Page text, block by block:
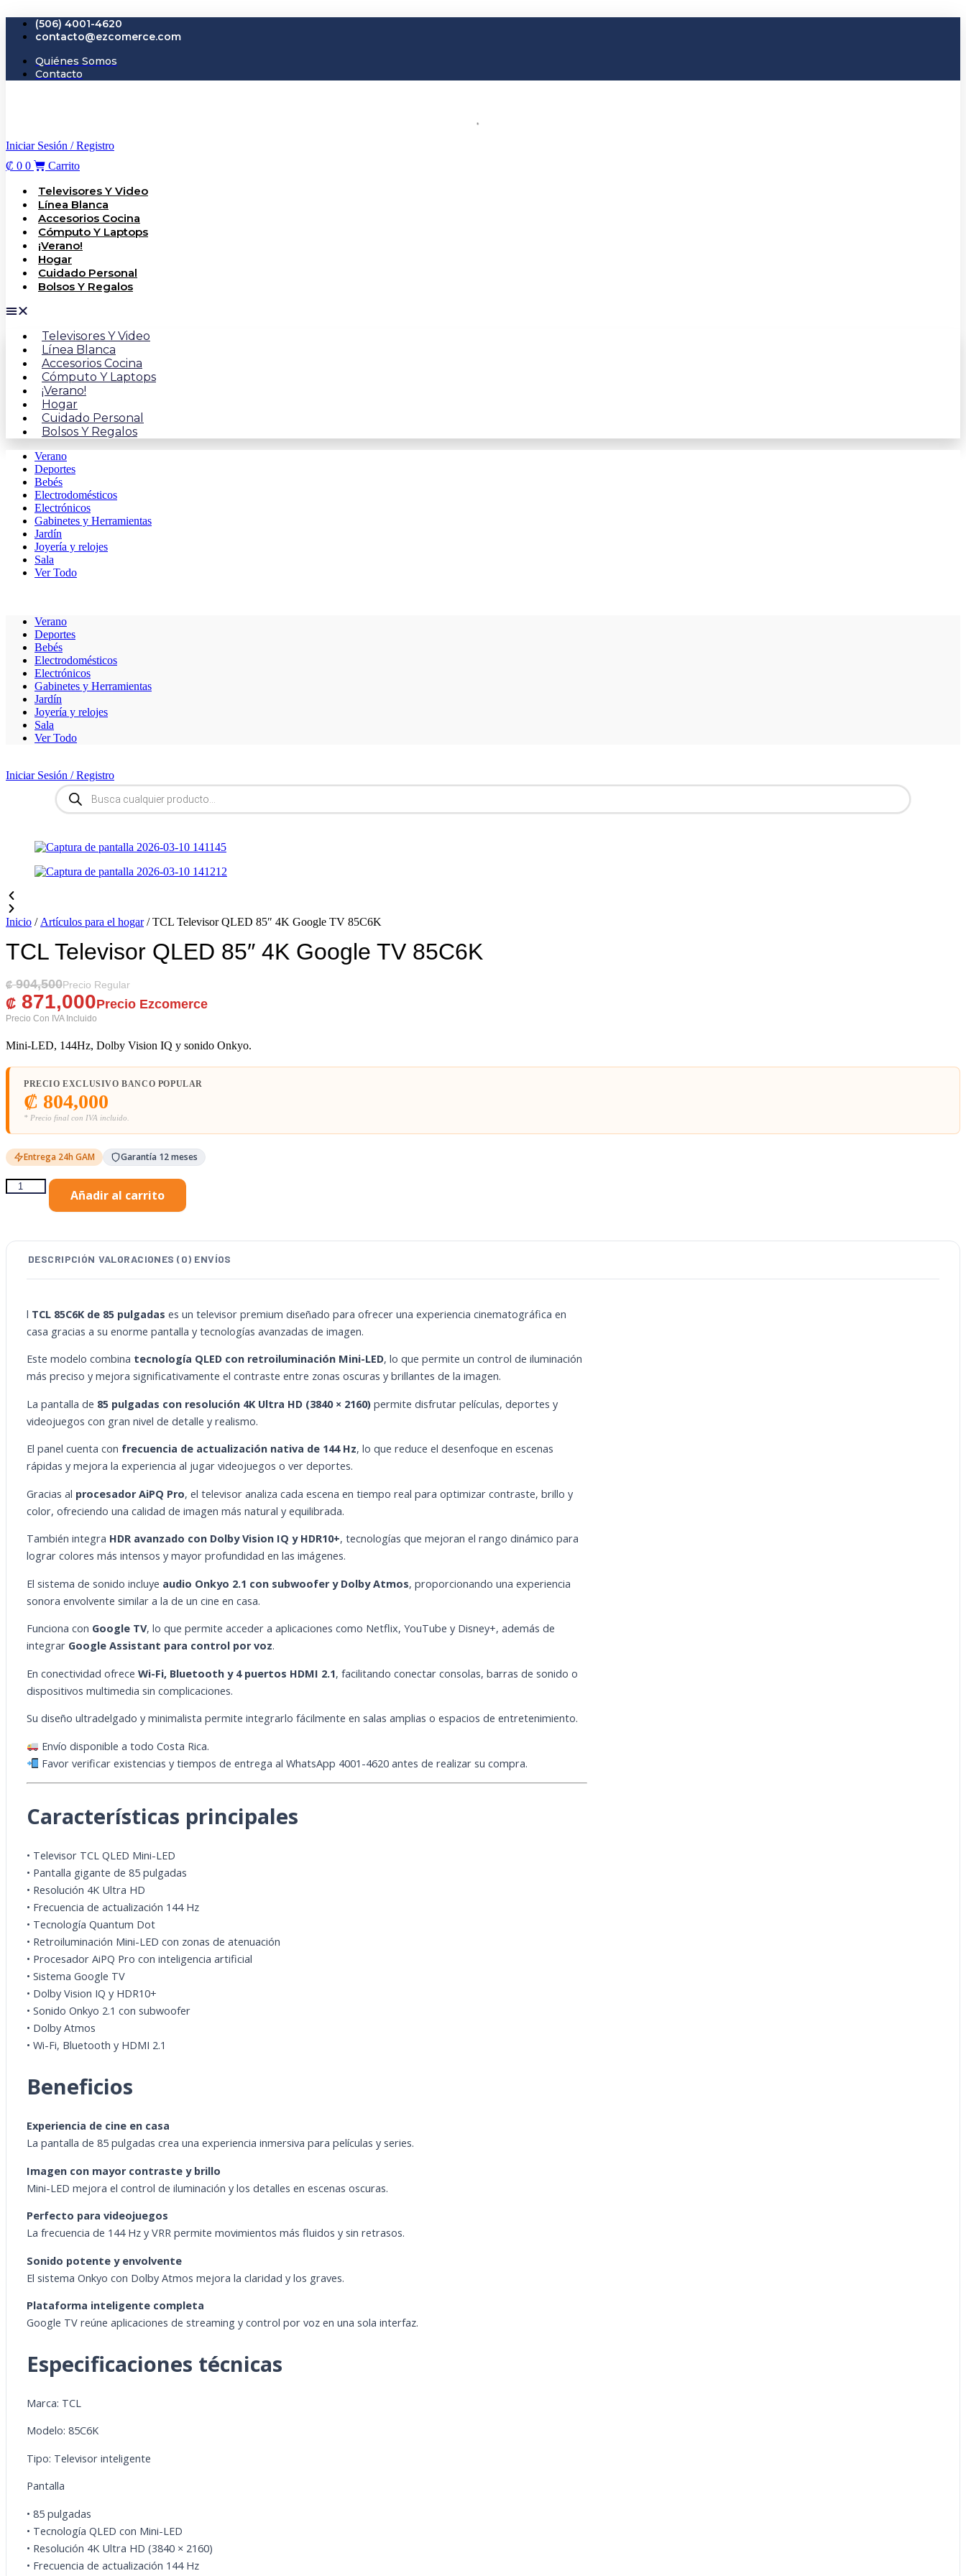
contenido
(506) 4001-4620
contacto@ezcomerce.com
Quiénes Somos
Contacto
Iniciar Sesión / Registro
₡ 0 0 Carrito
Televisores Y Video
Línea Blanca
Accesorios Cocina
Cómputo Y Laptops
¡Verano!
Hogar
Cuidado Personal
Bolsos Y Regalos
Televisores Y Video
Línea Blanca
Accesorios Cocina
Cómputo Y Laptops
¡Verano!
Hogar
Cuidado Personal
Bolsos Y Regalos
Verano
Deportes
Bebés
Electrodomésticos
Electrónicos
Gabinetes y Herramientas
Jardín
Joyería y relojes
Sala
Ver Todo
Verano
Deportes
Bebés
Electrodomésticos
Electrónicos
Gabinetes y Herramientas
Jardín
Joyería y relojes
Sala
Ver Todo
Iniciar Sesión / Registro
Búsqueda
de
productos
Inicio / Artículos para el hogar/ TCL Televisor QLED 85″ 4K Google TV 85C6K
TCL Televisor QLED 85″ 4K Google TV 85C6K
₡904,500
El Precio Original Era: ₡ 904,500.
₡ 871,000
El Precio Actual Es: ₡ 871,000.
Mini-LED, 144Hz, Dolby Vision IQ y sonido Onkyo.
PRECIO EXCLUSIVO BANCO POPULAR
₡ 804,000
* Precio final con IVA incluido.
Entrega 24h GAM Garantía 12 meses
TCL
Televisor
Google
Añadir al carrito
DESCRIPCIÓN VALORACIONES (0) ENVÍOS
l TCL 85C6K de 85 pulgadas es un televisor premium diseñado para ofrecer una experiencia cinematográfica en
casa gracias a su enorme pantalla y tecnologías avanzadas de imagen.
Este modelo combina tecnología QLED con retroiluminación Mini-LED, lo que permite un control de iluminación
más preciso y mejora significativamente el contraste entre zonas oscuras y brillantes de la imagen.
La pantalla de 85 pulgadas con resolución 4K Ultra HD (3840 × 2160) permite disfrutar películas, deportes y
videojuegos con gran nivel de detalle y realismo.
El panel cuenta con frecuencia de actualización nativa de 144 Hz, lo que reduce el desenfoque en escenas
rápidas y mejora la experiencia al jugar videojuegos o ver deportes.
Gracias al procesador AiPQ Pro, el televisor analiza cada escena en tiempo real para optimizar contraste, brillo y
color, ofreciendo una calidad de imagen más natural y equilibrada.
También integra HDR avanzado con Dolby Vision IQ y HDR10+, tecnologías que mejoran el rango dinámico para
lograr colores más intensos y mayor profundidad en las imágenes.
El sistema de sonido incluye audio Onkyo 2.1 con subwoofer y Dolby Atmos, proporcionando una experiencia
sonora envolvente similar a la de un cine en casa.
Funciona con Google TV, lo que permite acceder a aplicaciones como Netflix, YouTube y Disney+, además de
integrar Google Assistant para control por voz.
En conectividad ofrece Wi-Fi, Bluetooth y 4 puertos HDMI 2.1, facilitando conectar consolas, barras de sonido o
dispositivos multimedia sin complicaciones.
Su diseño ultradelgado y minimalista permite integrarlo fácilmente en salas amplias o espacios de entretenimiento.
Envío disponible a todo Costa Rica.
Favor verificar existencias y tiempos de entrega al WhatsApp 4001-4620 antes de realizar su compra.
Características principales
• Televisor TCL QLED Mini-LED
• Pantalla gigante de 85 pulgadas
• Resolución 4K Ultra HD
• Frecuencia de actualización 144 Hz
• Tecnología Quantum Dot
• Retroiluminación Mini-LED con zonas de atenuación
• Procesador AiPQ Pro con inteligencia artificial
• Sistema Google TV
• Dolby Vision IQ y HDR10+
• Sonido Onkyo 2.1 con subwoofer
• Dolby Atmos
• Wi-Fi, Bluetooth y HDMI 2.1
Beneficios
Experiencia de cine en casa
La pantalla de 85 pulgadas crea una experiencia inmersiva para películas y series.
Imagen con mayor contraste y brillo
Mini-LED mejora el control de iluminación y los detalles en escenas oscuras.
Perfecto para videojuegos
La frecuencia de 144 Hz y VRR permite movimientos más fluidos y sin retrasos.
Sonido potente y envolvente
El sistema Onkyo con Dolby Atmos mejora la claridad y los graves.
Plataforma inteligente completa
Google TV reúne aplicaciones de streaming y control por voz en una sola interfaz.
Especificaciones técnicas
Marca: TCL
Modelo: 85C6K
Tipo: Televisor inteligente
Pantalla
• 85 pulgadas
• Tecnología QLED con Mini-LED
• Resolución 4K Ultra HD (3840 × 2160)
• Frecuencia de actualización 144 Hz